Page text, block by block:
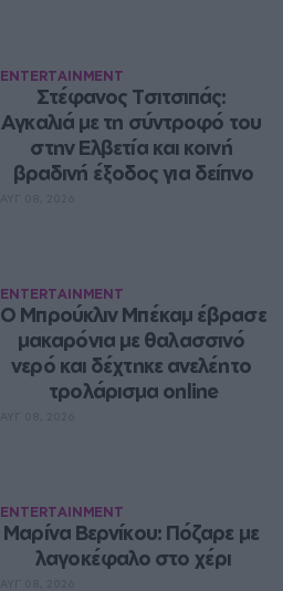
ENTERTAINMENT
Στέφανος Τσιτσιπάς:
Αγκαλιά με τη σύντροφό του
στην Ελβετία και κοινή
βραδινή έξοδος για δείπνο
ENTERTAINMENT
Ο Μπρούκλιν Μπέκαμ έβρασε
μακαρόνια με θαλασσινό
νερό και δέχτηκε ανελέητο
τρολάρισμα online
ENTERTAINMENT
Μαρίνα Βερνίκου: Πόζαρε με
λαγοκέφαλο στο χέρι